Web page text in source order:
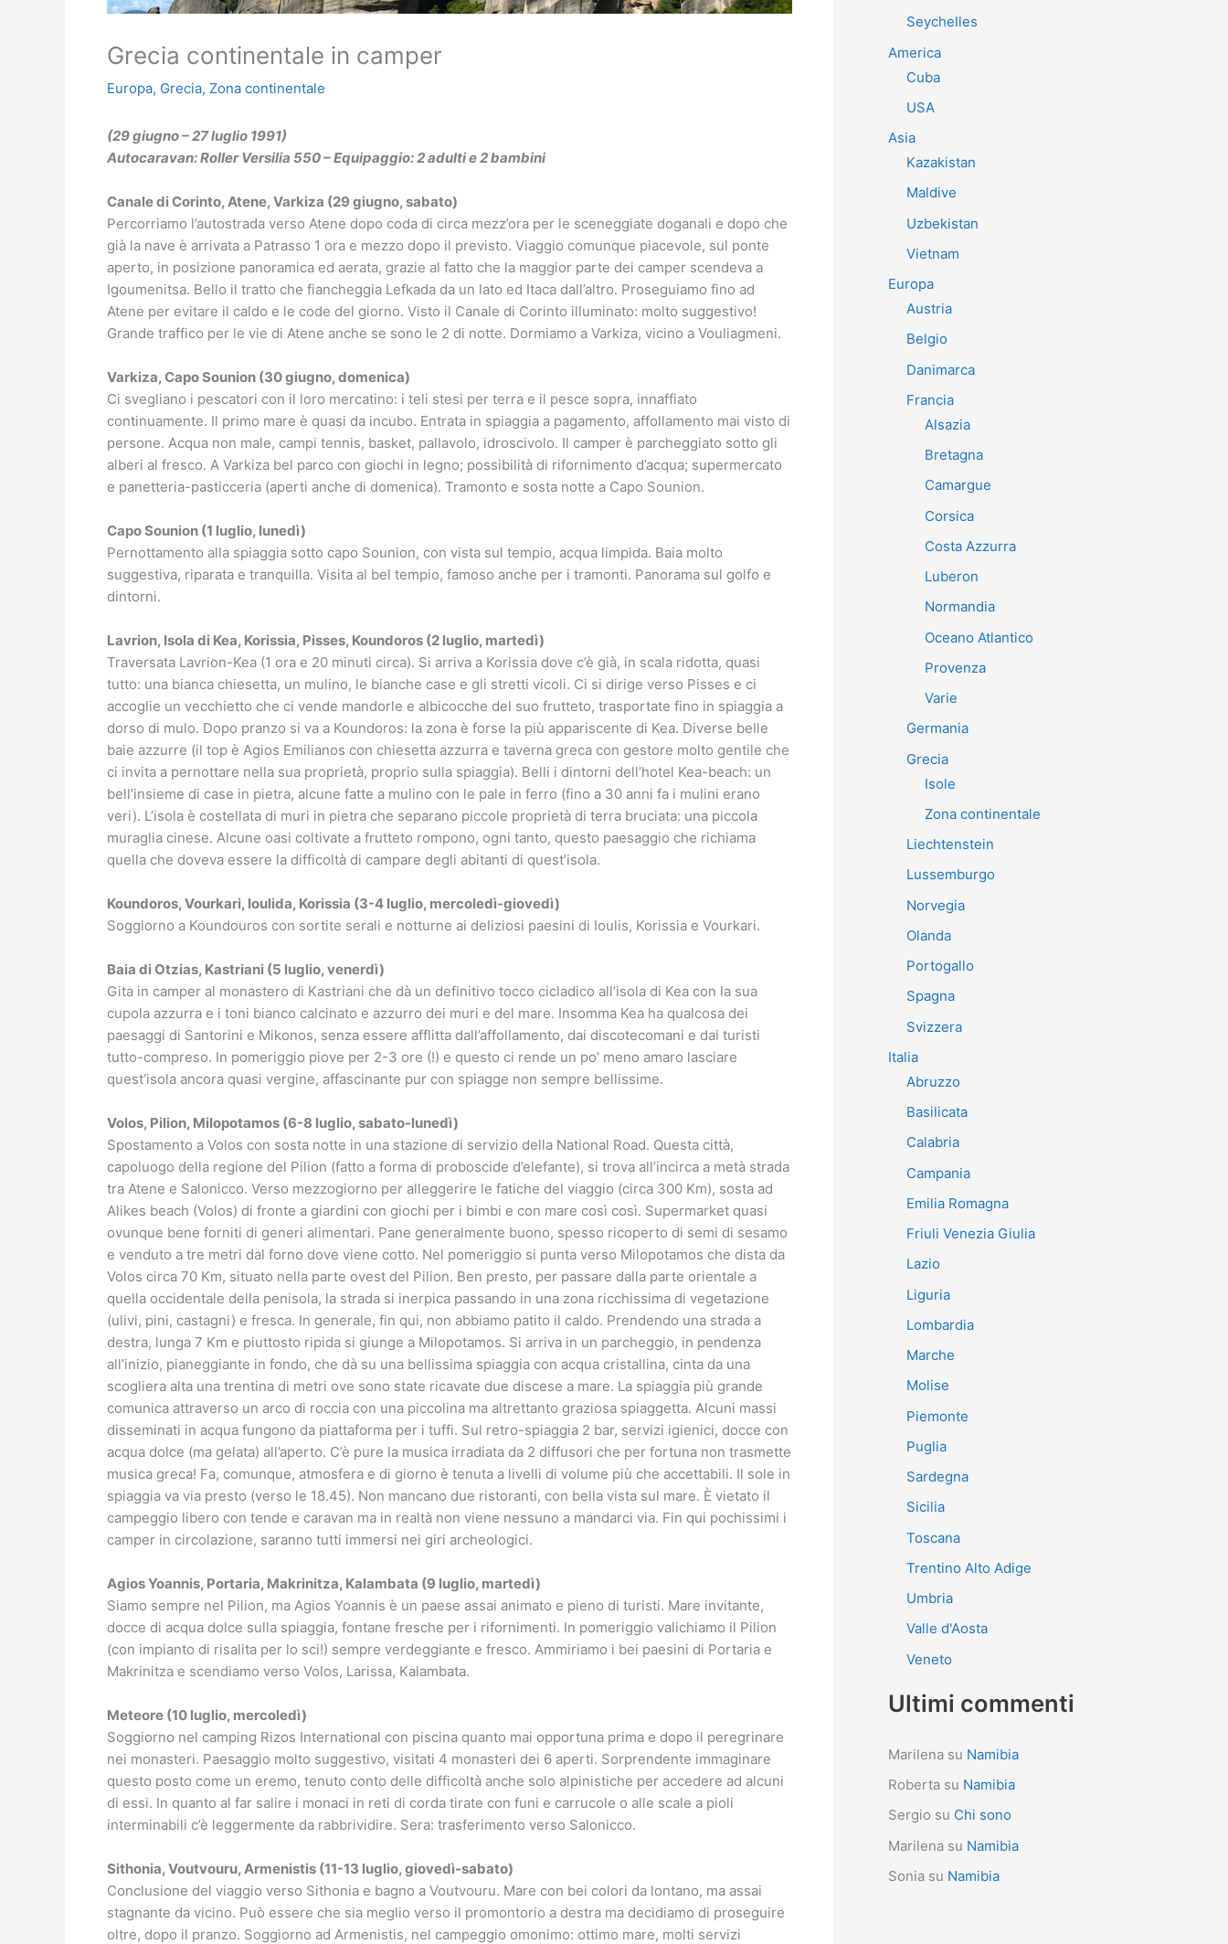
Grecia continentale in camper
Europa, Grecia, Zona continentale
(29 giugno – 27 luglio 1991)
Autocaravan: Roller Versilia 550 – Equipaggio: 2 adulti e 2 bambini
Canale di Corinto, Atene, Varkiza (29 giugno, sabato)
Percorriamo l’autostrada verso Atene dopo coda di circa mezz’ora per le sceneggiate doganali e dopo che
già la nave è arrivata a Patrasso 1 ora e mezzo dopo il previsto. Viaggio comunque piacevole, sul ponte
aperto, in posizione panoramica ed aerata, grazie al fatto che la maggior parte dei camper scendeva a
Igoumenitsa. Bello il tratto che fiancheggia Lefkada da un lato ed Itaca dall’altro. Proseguiamo fino ad
Atene per evitare il caldo e le code del giorno. Visto il Canale di Corinto illuminato: molto suggestivo!
Grande traffico per le vie di Atene anche se sono le 2 di notte. Dormiamo a Varkiza, vicino a Vouliagmeni.
Varkiza, Capo Sounion (30 giugno, domenica)
Ci svegliano i pescatori con il loro mercatino: i teli stesi per terra e il pesce sopra, innaffiato
continuamente. Il primo mare è quasi da incubo. Entrata in spiaggia a pagamento, affollamento mai visto di
persone. Acqua non male, campi tennis, basket, pallavolo, idroscivolo. Il camper è parcheggiato sotto gli
alberi al fresco. A Varkiza bel parco con giochi in legno; possibilità di rifornimento d’acqua; supermercato
e panetteria-pasticceria (aperti anche di domenica). Tramonto e sosta notte a Capo Sounion.
Capo Sounion (1 luglio, lunedì)
Pernottamento alla spiaggia sotto capo Sounion, con vista sul tempio, acqua limpida. Baia molto
suggestiva, riparata e tranquilla. Visita al bel tempio, famoso anche per i tramonti. Panorama sul golfo e
dintorni.
Lavrion, Isola di Kea, Korissia, Pisses, Koundoros (2 luglio, martedì)
Traversata Lavrion-Kea (1 ora e 20 minuti circa). Si arriva a Korissia dove c’è già, in scala ridotta, quasi
tutto: una bianca chiesetta, un mulino, le bianche case e gli stretti vicoli. Ci si dirige verso Pisses e ci
accoglie un vecchietto che ci vende mandorle e albicocche del suo frutteto, trasportate fino in spiaggia a
dorso di mulo. Dopo pranzo si va a Koundoros: la zona è forse la più appariscente di Kea. Diverse belle
baie azzurre (il top è Agios Emilianos con chiesetta azzurra e taverna greca con gestore molto gentile che
ci invita a pernottare nella sua proprietà, proprio sulla spiaggia). Belli i dintorni dell’hotel Kea-beach: un
bell’insieme di case in pietra, alcune fatte a mulino con le pale in ferro (fino a 30 anni fa i mulini erano
veri). L’isola è costellata di muri in pietra che separano piccole proprietà di terra bruciata: una piccola
muraglia cinese. Alcune oasi coltivate a frutteto rompono, ogni tanto, questo paesaggio che richiama
quella che doveva essere la difficoltà di campare degli abitanti di quest’isola.
Koundoros, Vourkari, Ioulida, Korissia (3-4 luglio, mercoledì-giovedì)
Soggiorno a Koundouros con sortite serali e notturne ai deliziosi paesini di Ioulis, Korissia e Vourkari.
Baia di Otzias, Kastriani (5 luglio, venerdì)
Gita in camper al monastero di Kastriani che dà un definitivo tocco cicladico all’isola di Kea con la sua
cupola azzurra e i toni bianco calcinato e azzurro dei muri e del mare. Insomma Kea ha qualcosa dei
paesaggi di Santorini e Mikonos, senza essere afflitta dall’affollamento, dai discotecomani e dai turisti
tutto-compreso. In pomeriggio piove per 2-3 ore (!) e questo ci rende un po’ meno amaro lasciare
quest’isola ancora quasi vergine, affascinante pur con spiagge non sempre bellissime.
Volos, Pilion, Milopotamos (6-8 luglio, sabato-lunedì)
Spostamento a Volos con sosta notte in una stazione di servizio della National Road. Questa città,
capoluogo della regione del Pilion (fatto a forma di proboscide d’elefante), si trova all’incirca a metà strada
tra Atene e Salonicco. Verso mezzogiorno per alleggerire le fatiche del viaggio (circa 300 Km), sosta ad
Alikes beach (Volos) di fronte a giardini con giochi per i bimbi e con mare così così. Supermarket quasi
ovunque bene forniti di generi alimentari. Pane generalmente buono, spesso ricoperto di semi di sesamo
e venduto a tre metri dal forno dove viene cotto. Nel pomeriggio si punta verso Milopotamos che dista da
Volos circa 70 Km, situato nella parte ovest del Pilion. Ben presto, per passare dalla parte orientale a
quella occidentale della penisola, la strada si inerpica passando in una zona ricchissima di vegetazione
(ulivi, pini, castagni) e fresca. In generale, fin qui, non abbiamo patito il caldo. Prendendo una strada a
destra, lunga 7 Km e piuttosto ripida si giunge a Milopotamos. Si arriva in un parcheggio, in pendenza
all’inizio, pianeggiante in fondo, che dà su una bellissima spiaggia con acqua cristallina, cinta da una
scogliera alta una trentina di metri ove sono state ricavate due discese a mare. La spiaggia più grande
comunica attraverso un arco di roccia con una piccolina ma altrettanto graziosa spiaggetta. Alcuni massi
disseminati in acqua fungono da piattaforma per i tuffi. Sul retro-spiaggia 2 bar, servizi igienici, docce con
acqua dolce (ma gelata) all’aperto. C’è pure la musica irradiata da 2 diffusori che per fortuna non trasmette
musica greca! Fa, comunque, atmosfera e di giorno è tenuta a livelli di volume più che accettabili. Il sole in
spiaggia va via presto (verso le 18.45). Non mancano due ristoranti, con bella vista sul mare. È vietato il
campeggio libero con tende e caravan ma in realtà non viene nessuno a mandarci via. Fin qui pochissimi i
camper in circolazione, saranno tutti immersi nei giri archeologici.
Agios Yoannis, Portaria, Makrinitza, Kalambata (9 luglio, martedì)
Siamo sempre nel Pilion, ma Agios Yoannis è un paese assai animato e pieno di turisti. Mare invitante,
docce di acqua dolce sulla spiaggia, fontane fresche per i rifornimenti. In pomeriggio valichiamo il Pilion
(con impianto di risalita per lo sci!) sempre verdeggiante e fresco. Ammiriamo i bei paesini di Portaria e
Makrinitza e scendiamo verso Volos, Larissa, Kalambata.
Meteore (10 luglio, mercoledì)
Soggiorno nel camping Rizos International con piscina quanto mai opportuna prima e dopo il peregrinare
nei monasteri. Paesaggio molto suggestivo, visitati 4 monasteri dei 6 aperti. Sorprendente immaginare
questo posto come un eremo, tenuto conto delle difficoltà anche solo alpinistiche per accedere ad alcuni
di essi. In quanto al far salire i monaci in reti di corda tirate con funi e carrucole o alle scale a pioli
interminabili c’è leggermente da rabbrividire. Sera: trasferimento verso Salonicco.
Sithonia, Voutvouru, Armenistis (11-13 luglio, giovedì-sabato)
Conclusione del viaggio verso Sithonia e bagno a Voutvouru. Mare con bei colori da lontano, ma assai
stagnante da vicino. Può essere che sia meglio verso il promontorio a destra ma decidiamo di proseguire
oltre, dopo il pranzo. Soggiorno ad Armenistis, nel campeggio omonimo: ottimo mare, molti servizi
Seychelles
America
Cuba
USA
Asia
Kazakistan
Maldive
Uzbekistan
Vietnam
Europa
Austria
Belgio
Danimarca
Francia
Alsazia
Bretagna
Camargue
Corsica
Costa Azzurra
Luberon
Normandia
Oceano Atlantico
Provenza
Varie
Germania
Grecia
Isole
Zona continentale
Liechtenstein
Lussemburgo
Norvegia
Olanda
Portogallo
Spagna
Svizzera
Italia
Abruzzo
Basilicata
Calabria
Campania
Emilia Romagna
Friuli Venezia Giulia
Lazio
Liguria
Lombardia
Marche
Molise
Piemonte
Puglia
Sardegna
Sicilia
Toscana
Trentino Alto Adige
Umbria
Valle d'Aosta
Veneto
Ultimi commenti
Marilena su Namibia
Roberta su Namibia
Sergio su Chi sono
Marilena su Namibia
Sonia su Namibia